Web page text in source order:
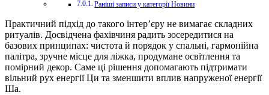
Раніші записи у категорії Новини
Практичний підхід до такого інтер’єру не вимагає складних
ритуалів. Досвідчена фахівчиня радить зосередитися на
базових принципах: чистота й порядок у спальні, гармонійна
палітра, зручне місце для ліжка, продумане освітлення та
помірний декор. Саме ці рішення допомагають підтримати
вільний рух енергії Ци та зменшити вплив напруженої енергії
Ша.